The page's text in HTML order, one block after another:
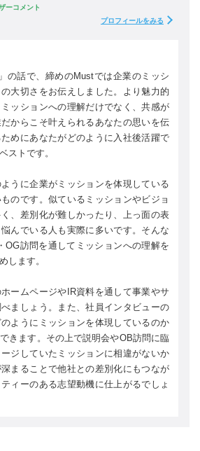
ーコメント
プロフィールをみる
の話で、締めのMustでは企業のミッシ
大切さをお伝えしました。より魅力的
ッションへの理解だけでなく、共感が
からこそ叶えられるあなたの思いを伝
めにあなたがどのように入社後活躍で
ストです。
うに企業がミッションを体現している
のです。似ているミッションやビジョ
、差別化が難しかったり、上っ面の表
んでいる人も実際に多いです。そんな
OG訪問を通してミッションへの理解を
します。
ームページやIR資料を通して事業やサ
ましょう。また、社員インタビューの
ようにミッションを体現しているのか
きます。その上で説明会やOB訪問に臨
ジしていたミッションに相違がないか
まることで他社との差別化にもつなが
ィーのある志望動機に仕上がるでしょ